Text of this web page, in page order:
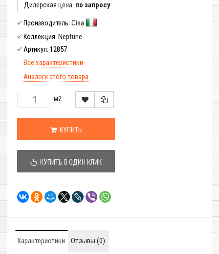
Дилерская цена: по запросу
Производитель: Cisa
Коллекция: Neptune
Артикул: 12857
Все характеристики
Аналоги этого товара
м2
КУПИТЬ
КУПИТЬ В ОДИН КЛИК
Характеристики Отзывы (0)